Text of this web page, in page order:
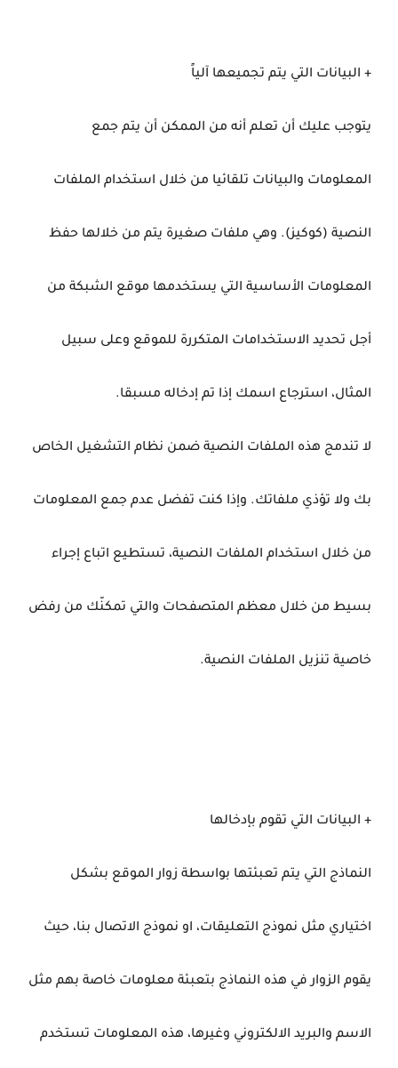
+ البيانات التي يتم تجميعها آلياً
يتوجب عليك أن تعلم أنه من الممكن أن يتم جمع
المعلومات والبيانات تلقائيا من خلال استخدام الملفات
النصية (كوكيز). وهي ملفات صغيرة يتم من خلالها حفظ
المعلومات الأساسية التي يستخدمها موقع الشبكة من
أجل تحديد الاستخدامات المتكررة للموقع وعلى سبيل
المثال، استرجاع اسمك إذا تم إدخاله مسبقا.
لا تندمج هذه الملفات النصية ضمن نظام التشغيل الخاص
بك ولا تؤذي ملفاتك. وإذا كنت تفضل عدم جمع المعلومات
من خلال استخدام الملفات النصية، تستطيع اتباع إجراء
بسيط من خلال معظم المتصفحات والتي تمكنّك من رفض
خاصية تنزيل الملفات النصية.
+ البيانات التي تقوم بإدخالها
النماذج التي يتم تعبئتها بواسطة زوار الموقع بشكل
اختياري مثل نموذج التعليقات، او نموذج الاتصال بنا، حيث
يقوم الزوار في هذه النماذج بتعبئة معلومات خاصة بهم مثل
الاسم والبريد الالكتروني وغيرها، هذه المعلومات تستخدم